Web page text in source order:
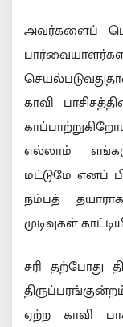
அவர்களைப்
காவி
எல்லாம்
மட்டுமே எனப்
நம்பத்
முடிவுகள்
சரி தற்போது
ஏற்ற காவி